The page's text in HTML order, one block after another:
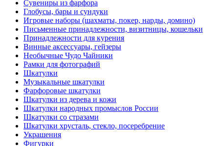
Сувениры из фарфора
Глобусы, бары и сундуки
Игровые наборы (шахматы, покер, нарды, домино)
Письменные принадлежности, визитницы, кошельки
Принадлежности для курения
Винные аксессуары, гейзеры
Необычные Чудо Чайники
Рамки для фотографий
Шкатулки
Музыкальные шкатулки
Фарфоровые шкатулки
Шкатулки из дерева и кожи
Шкатулки народных промыслов России
Шкатулки со стразами
Шкатулки хрусталь, стекло, посеребрение
Украшения
Фигурки